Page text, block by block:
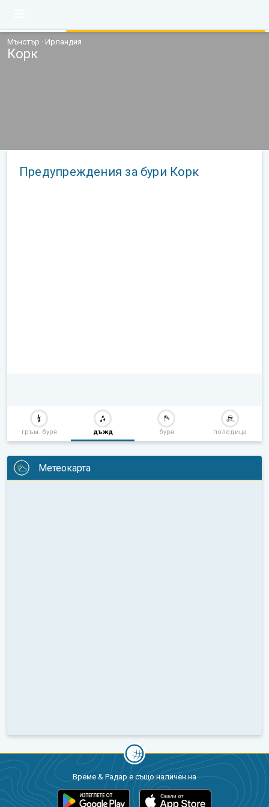
Мънстър · Ирландия
Корк
Предупреждения за бури Корк
гръм. буря дъжд буря поледица
Метеокарта
Време & Радар е също наличен на